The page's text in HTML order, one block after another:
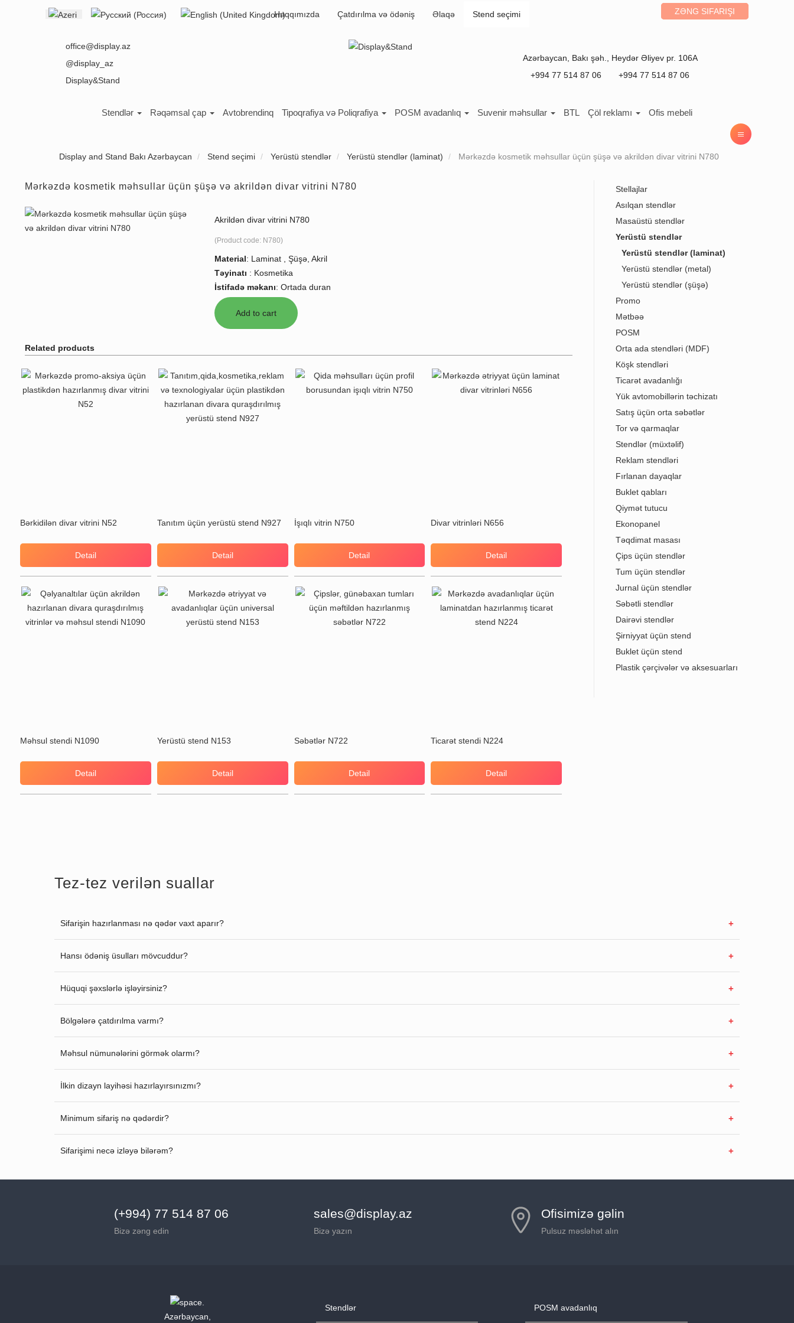
Haqqımızda Çatdırılma və ödəniş Əlaqə Stend seçimi
Select your language ZƏNG SIFARIŞI
office@display.az
@display_az
Display&Stand
Azərbaycan Bakı şəh., Heydər Əliyev pr. 106A
+994 77 514 87 06
+994 77 514 87 06
Stendlər Rəqəmsal çap Avtobrendinq Tipoqrafiya və Poliqrafiya POSM avadanlıq Suvenir məhsullar BTL Çöl reklamı Ofis mebeli
Display and Stand Bakı Azərbaycan Stend seçimi Yerüstü stendlər Yerüstü stendlər (laminat) Mərkəzdə kosmetik məhsullar üçün şüşə və akrildən divar vitrini N780
Mərkəzdə kosmetik məhsullar üçün şüşə və akrildən divar vitrini N780
Akrildən divar vitrini N780
(Product code: N780)
Material: Laminat , Şüşə, Akril
Təyinatı : Kosmetika
İstifadə məkanı: Ortada duran
Related products
Bərkidilən divar vitrini N52
Detail
Tanıtım üçün yerüstü stend N927
Detail
İşıqlı vitrin N750
Detail
Divar vitrinləri N656
Detail
Məhsul stendi N1090
Detail
Yerüstü stend N153
Detail
Səbətlər N722
Detail
Ticarət stendi N224
Detail
Stellajlar
Asılqan stendlər
Masaüstü stendlər
Yerüstü stendlər
Yerüstü stendlər (laminat)
Yerüstü stendlər (metal)
Yerüstü stendlər (şüşə)
Promo
Mətbəə
POSM
Orta ada stendləri (MDF)
Köşk stendləri
Ticarət avadanlığı
Yük avtomobillərin təchizatı
Satış üçün orta səbətlər
Tor və qarmaqlar
Stendlər (müxtəlif)
Reklam stendləri
Fırlanan dayaqlar
Buklet qabları
Qiymət tutucu
Ekonopanel
Təqdimat masası
Çips üçün stendlər
Tum üçün stendlər
Jurnal üçün stendlər
Səbətli stendlər
Dairəvi stendlər
Şirniyyat üçün stend
Buklet üçün stend
Plastik çərçivələr və aksesuarları
Tez-tez verilən suallar
Sifarişin hazırlanması nə qədər vaxt aparır?
Hansı ödəniş üsulları mövcuddur?
Hüquqi şəxslərlə işləyirsiniz?
Bölgələrə çatdırılma varmı?
Məhsul nümunələrini görmək olarmı?
İlkin dizayn layihəsi hazırlayırsınızmı?
Minimum sifariş nə qədərdir?
Sifarişimi necə izləyə bilərəm?
(+994) 77 514 87 06
Bizə zəng edin
sales@display.az
Bizə yazın
Ofisimizə gəlin
Pulsuz məsləhət alın
Azərbaycan,
Stendlər POSM avadanlıq